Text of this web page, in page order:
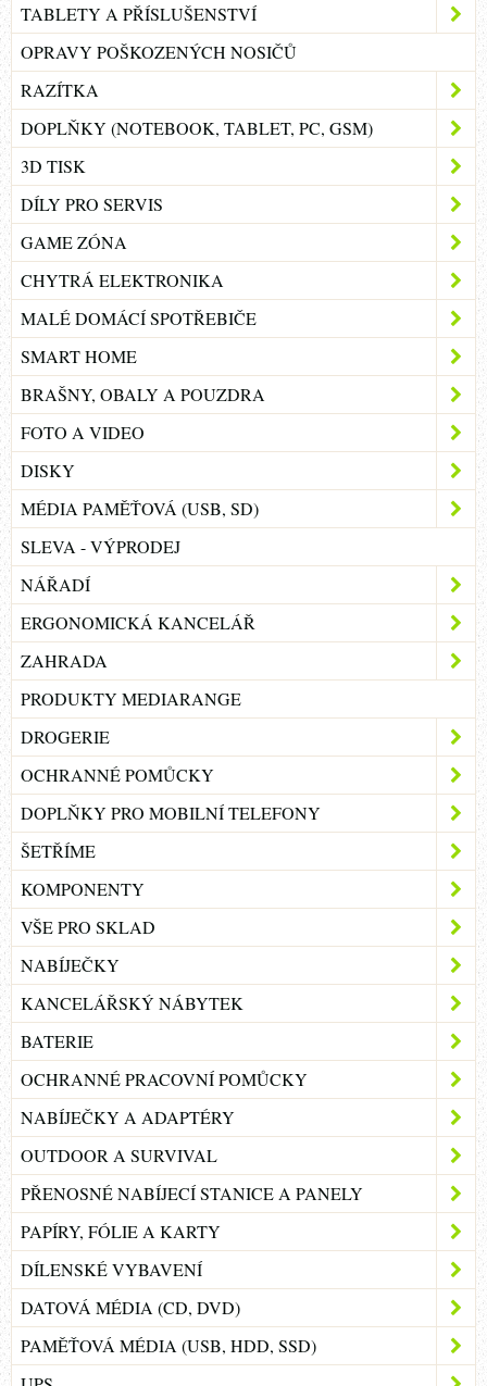
TABLETY A PŘÍSLUŠENSTVÍ
OPRAVY POŠKOZENÝCH NOSIČŮ
RAZÍTKA
DOPLŇKY (NOTEBOOK, TABLET, PC, GSM)
3D TISK
DÍLY PRO SERVIS
GAME ZÓNA
CHYTRÁ ELEKTRONIKA
MALÉ DOMÁCÍ SPOTŘEBIČE
SMART HOME
BRAŠNY, OBALY A POUZDRA
FOTO A VIDEO
DISKY
MÉDIA PAMĚŤOVÁ (USB, SD)
SLEVA - VÝPRODEJ
NÁŘADÍ
ERGONOMICKÁ KANCELÁŘ
ZAHRADA
PRODUKTY MEDIARANGE
DROGERIE
OCHRANNÉ POMŮCKY
DOPLŇKY PRO MOBILNÍ TELEFONY
ŠETŘÍME
KOMPONENTY
VŠE PRO SKLAD
NABÍJEČKY
KANCELÁŘSKÝ NÁBYTEK
BATERIE
OCHRANNÉ PRACOVNÍ POMŮCKY
NABÍJEČKY A ADAPTÉRY
OUTDOOR A SURVIVAL
PŘENOSNÉ NABÍJECÍ STANICE A PANELY
PAPÍRY, FÓLIE A KARTY
DÍLENSKÉ VYBAVENÍ
DATOVÁ MÉDIA (CD, DVD)
PAMĚŤOVÁ MÉDIA (USB, HDD, SSD)